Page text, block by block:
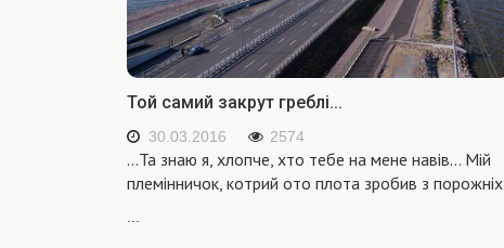
Той самий закрут греблі...
30.03.2016 2574
…Та знаю я, хлопче, хто тебе на мене навів… Мій
племінничок, котрий ото плота зробив з порожніх